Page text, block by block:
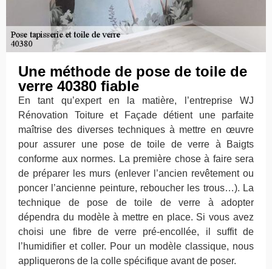
Une méthode de pose de toile de
verre 40380 fiable
En tant qu’expert en la matière, l’entreprise WJ
Rénovation Toiture et Façade détient une parfaite
maîtrise des diverses techniques à mettre en œuvre
pour assurer une pose de toile de verre à Baigts
conforme aux normes. La première chose à faire sera
de préparer les murs (enlever l’ancien revêtement ou
poncer l’ancienne peinture, reboucher les trous…). La
technique de pose de toile de verre à adopter
dépendra du modèle à mettre en place. Si vous avez
choisi une fibre de verre pré-encollée, il suffit de
l’humidifier et coller. Pour un modèle classique, nous
appliquerons de la colle spécifique avant de poser.